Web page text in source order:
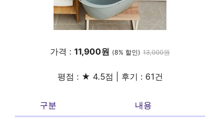
가격 : 11,900원 (8% 할인) 13,000원
평점 : ★ 4.5점 | 후기 : 61건
구분 내용